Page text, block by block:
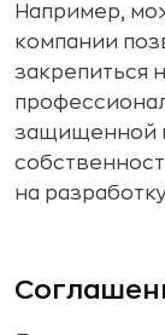
Например,
компании
закрепиться
защищенной
на